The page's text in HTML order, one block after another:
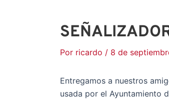
Por ricardo / 8 de
Entregamos a nuestros
usada por el Ayuntamiento